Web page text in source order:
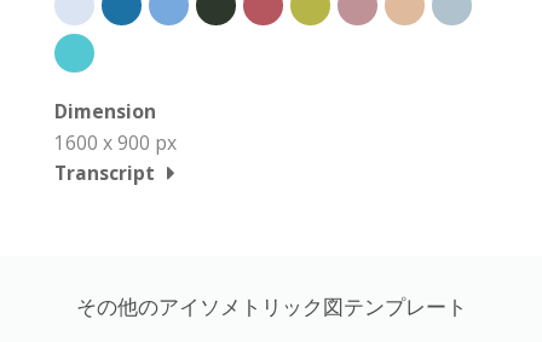
Dimension
1600 x 900 px
Transcript
その他のアイソメトリック図テンプレート